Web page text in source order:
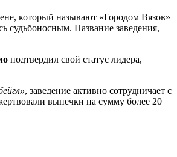
который называют «Городом Вязов»
судьбоносным. Название заведения,
подтвердил свой статус лидера,
, заведение активно сотрудничает с
выпечки на сумму более 20